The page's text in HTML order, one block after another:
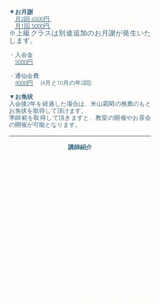
▼お月謝
月2回 6500円
月1回 5000円
※上級クラスは別途追加のお月謝が発生いた
します。
・入会金
5000円
・通仙会費
4000円 (4月と10月の年2回)
▼お免状
入会後2年を経過した場合は、米山霜閑の推薦のもと
お免状を取得して頂けます。
準師範を取得して頂きますと、教室の開催やお茶会
の開催が可能となります。
講師紹介